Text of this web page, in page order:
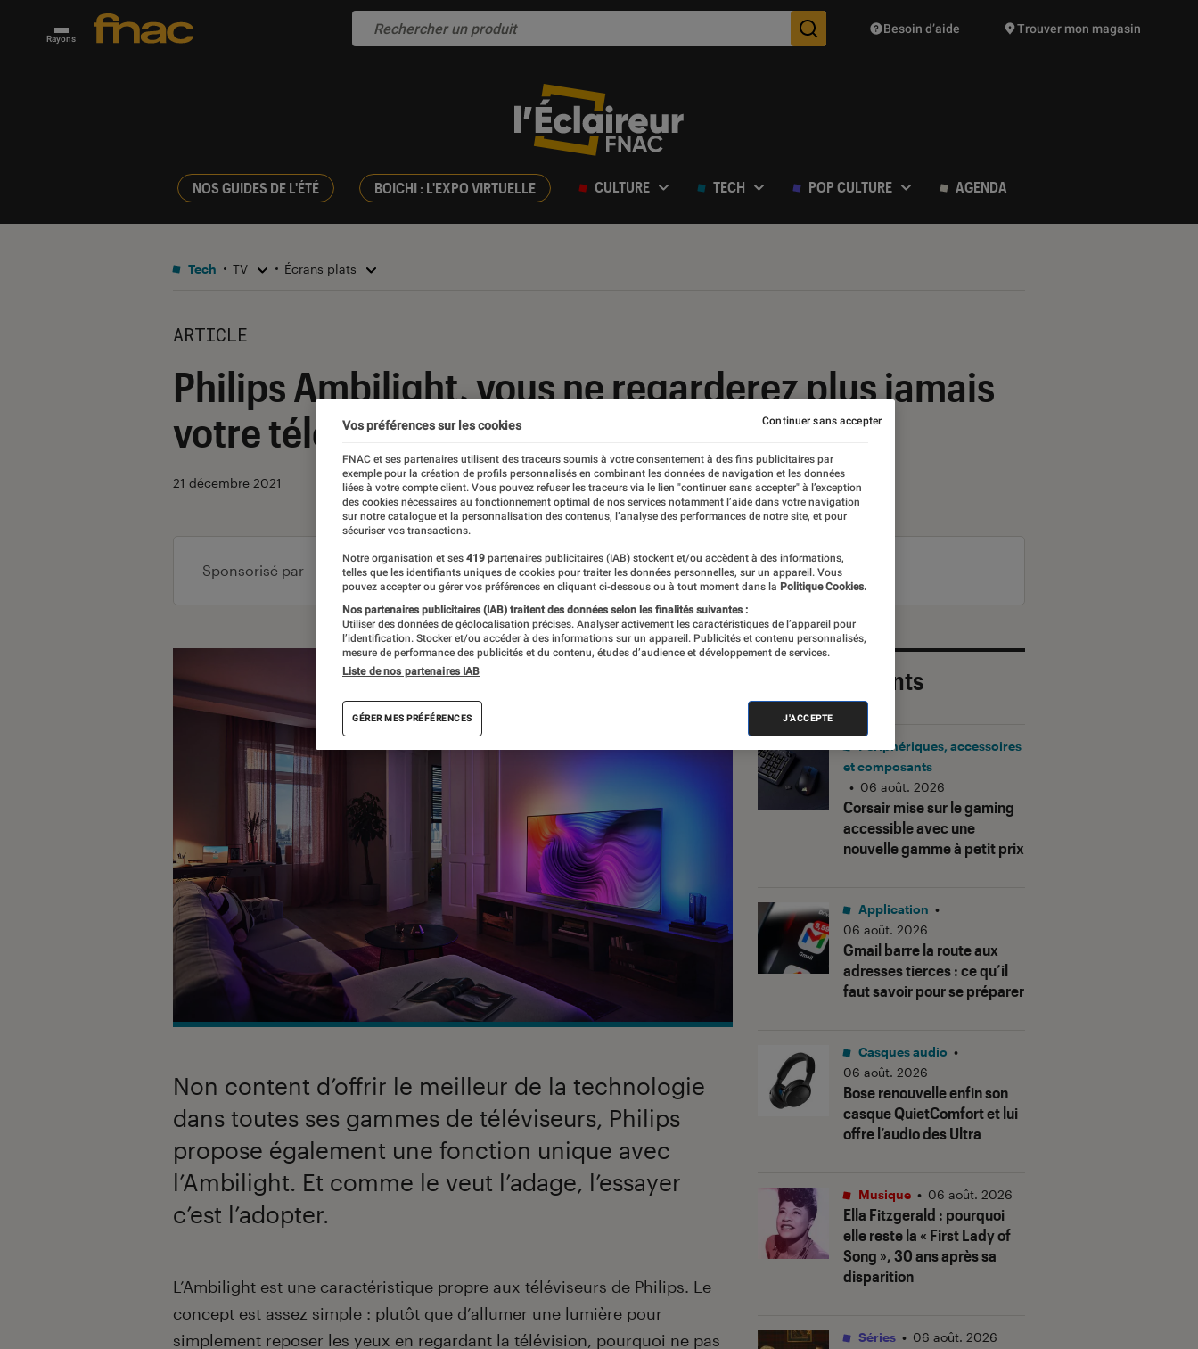
Rayons Des suggestions de produits vont vous être proposées
Besoin d’aide Trouver mon magasin
NOS GUIDES DE L'ÉTÉ BOICHI : L'EXPO VIRTUELLE CULTURE TECH POP CULTURE AGENDA
Tech TV Écrans plats
ARTICLE
Philips Ambilight, vous ne regarderez plus jamais
votre téléviseur de la même façon
21 décembre 2021
Sponsorisé par
Non content d’offrir le meilleur de la technologie
dans toutes ses gammes de téléviseurs, Philips
propose également une fonction unique avec
l’Ambilight. Et comme le veut l’adage, l’essayer
c’est l’adopter.
Introduction
L’Ambilight est une caractéristique propre aux téléviseurs de Philips. Le
concept est assez simple : plutôt que d’allumer une lumière pour
simplement reposer les yeux en regardant la télévision, pourquoi ne pas
Les plus récents
Corsair mise sur le gaming
accessible avec une
nouvelle gamme à petit prix
Périphériques, accessoires
et composants
• 06 août. 2026
Gmail barre la route aux
adresses tierces : ce qu’il
faut savoir pour se préparer
Application •
06 août. 2026
Bose renouvelle enfin son
casque QuietComfort et lui
offre l’audio des Ultra
Casques audio •
06 août. 2026
Ella Fitzgerald : pourquoi
elle reste la « First Lady of
Song », 30 ans après sa
disparition
Musique • 06 août. 2026
Séries • 06 août. 2026
Vos préférences sur les cookies
FNAC et ses partenaires utilisent des traceurs soumis à votre consentement à des fins publicitaires par
exemple pour la création de profils personnalisés en combinant les données de navigation et les données
liées à votre compte client. Vous pouvez refuser les traceurs via le lien "continuer sans accepter" à l’exception
des cookies nécessaires au fonctionnement optimal de nos services notamment l’aide dans votre navigation
sur notre catalogue et la personnalisation des contenus, l’analyse des performances de notre site, et pour
sécuriser vos transactions.
Notre organisation et ses 419 partenaires publicitaires (IAB) stockent et/ou accèdent à des informations,
telles que les identifiants uniques de cookies pour traiter les données personnelles, sur un appareil. Vous
pouvez accepter ou gérer vos préférences en cliquant ci-dessous ou à tout moment dans la Politique Cookies.
Nos partenaires publicitaires (IAB) traitent des données selon les finalités suivantes :
Utiliser des données de géolocalisation précises. Analyser activement les caractéristiques de l’appareil pour
l’identification. Stocker et/ou accéder à des informations sur un appareil. Publicités et contenu personnalisés,
mesure de performance des publicités et du contenu, études d’audience et développement de services.
Liste de nos partenaires IAB
GÉRER MES PRÉFÉRENCES J'ACCEPTE
Continuer sans accepter